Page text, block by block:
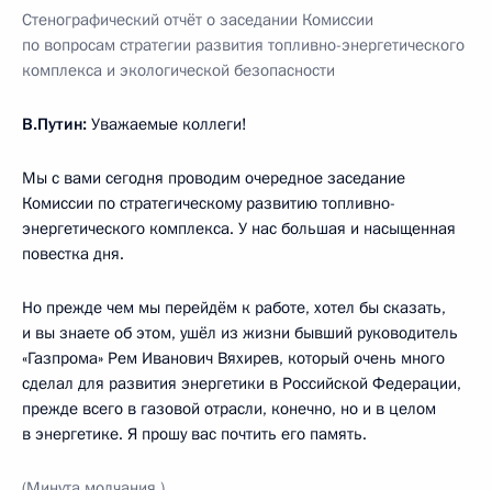
Стенографический отчёт о заседании Комиссии
по вопросам стратегии развития топливно-энергетического
комплекса и экологической безопасности
В.Путин: Уважаемые коллеги!
Мы с вами сегодня проводим очередное заседание
Комиссии по стратегическому развитию топливно-
энергетического комплекса. У нас большая и насыщенная
повестка дня.
Но прежде чем мы перейдём к работе, хотел бы сказать,
и вы знаете об этом, ушёл из жизни бывший руководитель
«Газпрома» Рем Иванович Вяхирев, который очень много
сделал для развития энергетики в Российской Федерации,
прежде всего в газовой отрасли, конечно, но и в целом
в энергетике. Я прошу вас почтить его память.